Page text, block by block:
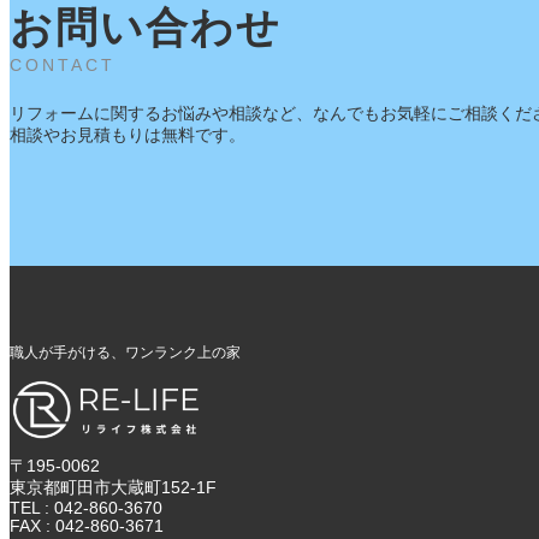
お問い合わせ
CONTACT
リフォームに関するお悩みや相談など、なんでもお気軽にご相談くだ
相談やお見積もりは無料です。
職人が手がける、ワンランク上の家
〒195-0062
東京都町田市大蔵町152-1F
TEL : 042-860-3670
FAX : 042-860-3671